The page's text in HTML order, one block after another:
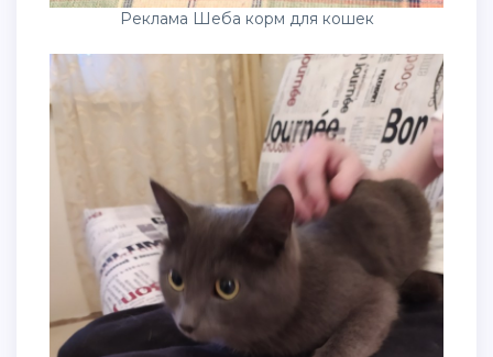
Реклама Шеба корм для кошек